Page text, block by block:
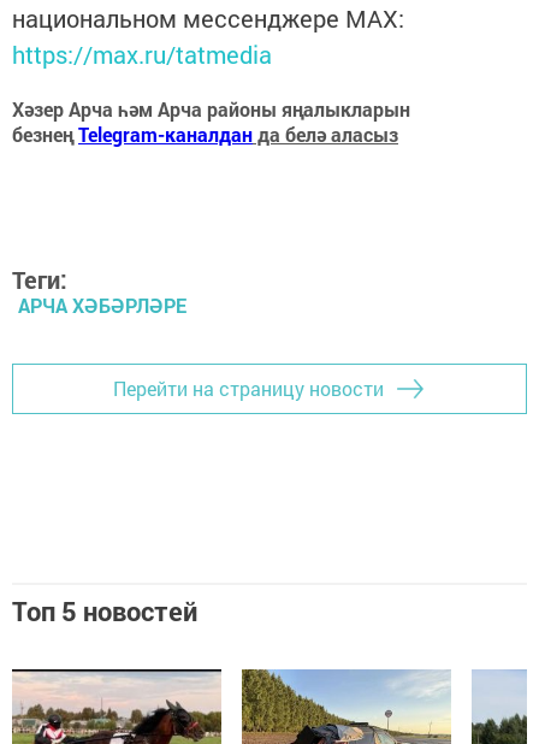
национальном мессенджере MАХ:
https://max.ru/tatmedia
Хәзер Арча һәм Арча районы яңалыкларын
безнеңTelegram-каналданда белә аласыз
Теги:
АРЧА ХӘБӘРЛӘРЕ
Перейти на страницу новости
Топ 5 новостей